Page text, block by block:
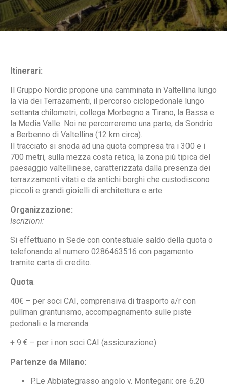
Itinerari:
Il Gruppo Nordic propone una camminata in Valtellina lungo
la via dei Terrazamenti, il percorso ciclopedonale lungo
settanta chilometri, collega Morbegno a Tirano, la Bassa e
la Media Valle. Noi ne percorreremo una parte, da Sondrio
a Berbenno di Valtellina (12 km circa).
Il tracciato si snoda ad una quota compresa tra i 300 e i
700 metri, sulla mezza costa retica, la zona più tipica del
paesaggio valtellinese, caratterizzata dalla presenza dei
terrazzamenti vitati e da antichi borghi che custodiscono
piccoli e grandi gioielli di architettura e arte.
Organizzazione:
Iscrizioni:
Si effettuano in Sede con contestuale saldo della quota o
telefonando al numero 0286463516 con pagamento
tramite carta di credito.
Quota:
40€ – per soci CAI, comprensiva di trasporto a/r con
pullman granturismo, accompagnamento sulle piste
pedonali e la merenda.
+ 9 € – per i non soci CAI (assicurazione)
Partenze da Milano:
P.Le Abbiategrasso angolo v. Montegani: ore 6.20